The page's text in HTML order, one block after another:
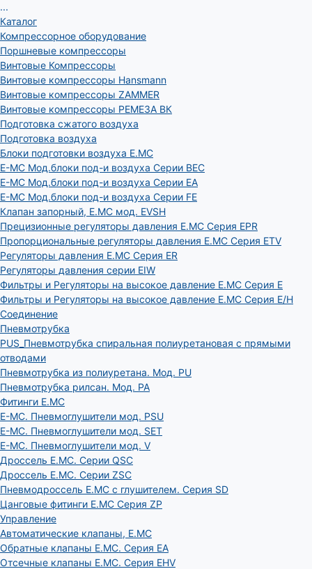
...
Каталог
Компрессорное оборудование
Поршневые компрессоры
Винтовые Компрессоры
Винтовые компрессоры Hansmann
Винтовые компрессоры ZAMMER
Винтовые компрессоры РЕМЕЗА ВК
Подготовка сжатого воздуха
Подготовка воздуха
Блоки подготовки воздуха E.MC
E-MC Мод.блоки под-и воздуха Серии BEC
E-MC Мод.блоки под-и воздуха Серии EA
E-MC Мод.блоки под-и воздуха Серии FE
Клапан запорный, E.MC мод. EVSH
Прецизионные регуляторы давления E.MC Серия EPR
Пропорциональные регуляторы давления E.MC Серия ETV
Регуляторы давления E.MC Серия ER
Регуляторы давления серии EIW
Фильтры и Регуляторы на высокое давление E.MC Серия E
Фильтры и Регуляторы на высокое давление E.MC Серия E/H
Соединение
Пневмотрубка
PUS_Пневмотрубка спиральная полиуретановая с прямыми
отводами
Пневмотрубка из полиуретана. Мод. РU
Пневмотрубка рилсан. Мод. PA
Фитинги E.MC
E-MC. Пневмоглушители мод. PSU
E-MC. Пневмоглушители мод. SET
E-MC. Пневмоглушители мод. V
Дроссель E.MC. Серии QSC
Дроссель E.MC. Серии ZSC
Пневмодроссель E.MC с глушителем. Серия SD
Цанговые фитинги E.MC Серия ZP
Управление
Автоматические клапаны, Е.МС
Обратные клапаны E.MC. Серия EA
Отсечные клапаны E.MC. Серия EHV